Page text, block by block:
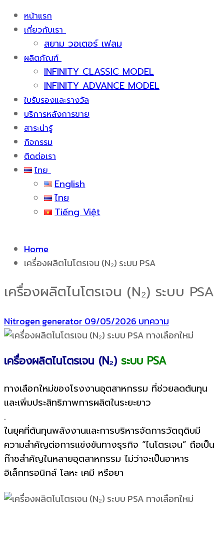
หน้าแรก
เกี่ยวกับเรา
สยาม วอเตอร์ เฟลม
ผลิตภัณฑ์
INFINITY CLASSIC MODEL
INFINITY ADVANCE MODEL
ใบรับรองและรางวัล
บริการหลังการขาย
สาระน่ารู้
กิจกรรม
ติดต่อเรา
ไทย
English
ไทย
Tiếng Việt
Home
เครื่องผลิตไนโตรเจน (N₂) ระบบ PSA
เครื่องผลิตไนโตรเจน (N₂) ระบบ PSA
Nitrogen generator 09/05/2026 บทความ
เครื่องผลิตไนโตรเจน (N₂) ระบบ PSA
ทางเลือกใหม่ของโรงงานอุตสาหกรรม ที่ช่วยลดต้นทุน
และเพิ่มประสิทธิภาพการผลิตในระยะยาว
.
ในยุคที่ต้นทุนพลังงานและการบริหารจัดการวัตถุดิบมี
ความสำคัญต่อการแข่งขันทางธุรกิจ “ไนโตรเจน” ถือเป็น
ก๊าซสำคัญในหลายอุตสาหกรรม ไม่ว่าจะเป็นอาหาร
อิเล็กทรอนิกส์ โลหะ เคมี หรือยา